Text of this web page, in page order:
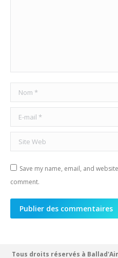
Nom *
E-mail *
Site Web
Save my name, email, and
comment.
Publier des commentaires
Tous droits réservés à Ballad'Ain